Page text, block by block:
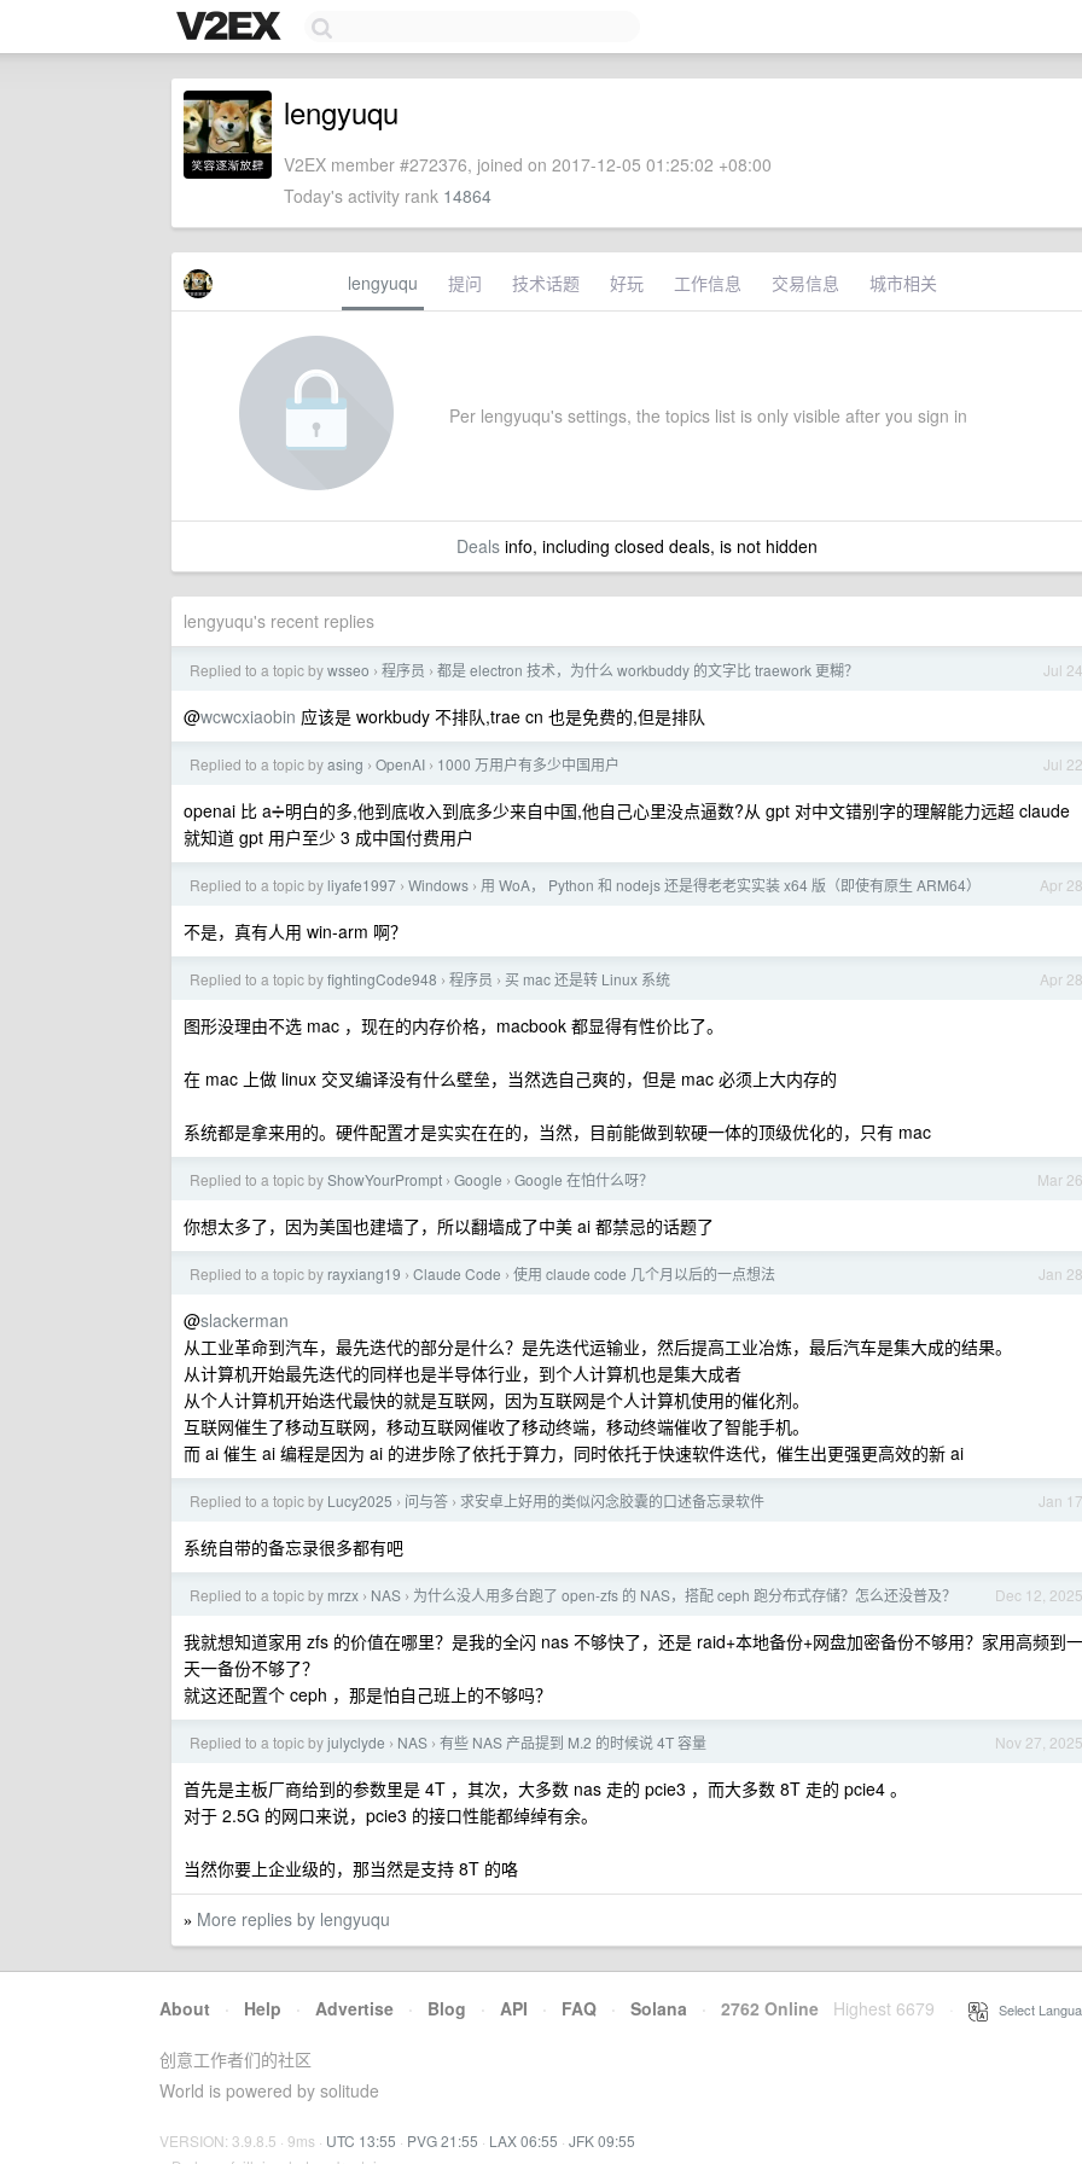
lengyuqu
V2EX member #272376, joined on 2017-12-05 01:25:02 +08:00
Today's activity rank 14864
lengyuqu 提问 技术话题 好玩 工作信息 交易信息 城市相关
Per lengyuqu's settings, the topics list is only visible after you sign in
Dealsinfo, including closed deals, is not hidden
lengyuqu's recent replies
Jul 24
Replied to a topic bywsseo › 程序员 › 都是 electron 技术，为什么 workbuddy 的文字比 traework 更糊？
@wcwcxiaobin 应该是 workbudy 不排队,trae cn 也是免费的,但是排队
Jul 22
Replied to a topic byasing › OpenAI › 1000 万用户有多少中国用户
openai 比 a➗明白的多,他到底收入到底多少来自中国,他自己心里没点逼数?从 gpt 对中文错别字的理解能力远超 claude
就知道 gpt 用户至少 3 成中国付费用户
Apr 28
Replied to a topic by liyafe1997 › Windows › 用 WoA， Python 和 nodejs 还是得老老实实装 x64 版（即使有原生 ARM64）
不是，真有人用 win-arm 啊？
Apr 28
Replied to a topic byfightingCode948 › 程序员 › 买 mac 还是转 Linux 系统
图形没理由不选 mac ，现在的内存价格，macbook 都显得有性价比了。
在 mac 上做 linux 交叉编译没有什么壁垒，当然选自己爽的，但是 mac 必须上大内存的
系统都是拿来用的。硬件配置才是实实在在的，当然，目前能做到软硬一体的顶级优化的，只有 mac
Mar 26
Replied to a topic byShowYourPrompt › Google › Google 在怕什么呀？
你想太多了，因为美国也建墙了，所以翻墙成了中美 ai 都禁忌的话题了
Jan 28
Replied to a topic by rayxiang19 › Claude Code › 使用 claude code 几个月以后的一点想法
@slackerman
从工业革命到汽车，最先迭代的部分是什么？是先迭代运输业，然后提高工业冶炼，最后汽车是集大成的结果。
从计算机开始最先迭代的同样也是半导体行业，到个人计算机也是集大成者
从个人计算机开始迭代最快的就是互联网，因为互联网是个人计算机使用的催化剂。
互联网催生了移动互联网，移动互联网催收了移动终端，移动终端催收了智能手机。
而 ai 催生 ai 编程是因为 ai 的进步除了依托于算力，同时依托于快速软件迭代，催生出更强更高效的新 ai
Jan 17
Replied to a topic by Lucy2025 › 问与答 › 求安卓上好用的类似闪念胶囊的口述备忘录软件
系统自带的备忘录很多都有吧
Dec 12, 2025
Replied to a topic by mrzx › NAS › 为什么没人用多台跑了 open-zfs 的 NAS，搭配 ceph 跑分布式存储？怎么还没普及？
我就想知道家用 zfs 的价值在哪里？是我的全闪 nas 不够快了，还是 raid+本地备份+网盘加密备份不够用？家用高频到一
天一备份不够了？
就这还配置个 ceph ，那是怕自己班上的不够吗？
Nov 27, 2025
Replied to a topic byjulyclyde › NAS › 有些 NAS 产品提到 M.2 的时候说 4T 容量
首先是主板厂商给到的参数里是 4T ，其次，大多数 nas 走的 pcie3 ，而大多数 8T 走的 pcie4 。
对于 2.5G 的网口来说，pcie3 的接口性能都绰绰有余。
当然你要上企业级的，那当然是支持 8T 的咯
» More replies by lengyuqu
About · Help · Advertise · Blog · API · FAQ · Solana · 2762 Online Highest 6679 Select
创意工作者们的社区
World is powered by solitude
VERSION: 3.9.8.5 · 9ms · UTC 13:55 · PVG 21:55 · LAX 06:55 · JFK 09:55